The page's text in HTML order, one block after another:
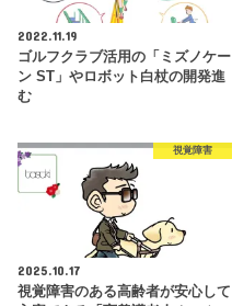
2022.11.19
ゴルフクラブ活用の「ミズノケー
ン ST」やロボット白杖の開発進
む
視覚障害
2025.10.17
視覚障害のある高齢者が安心して